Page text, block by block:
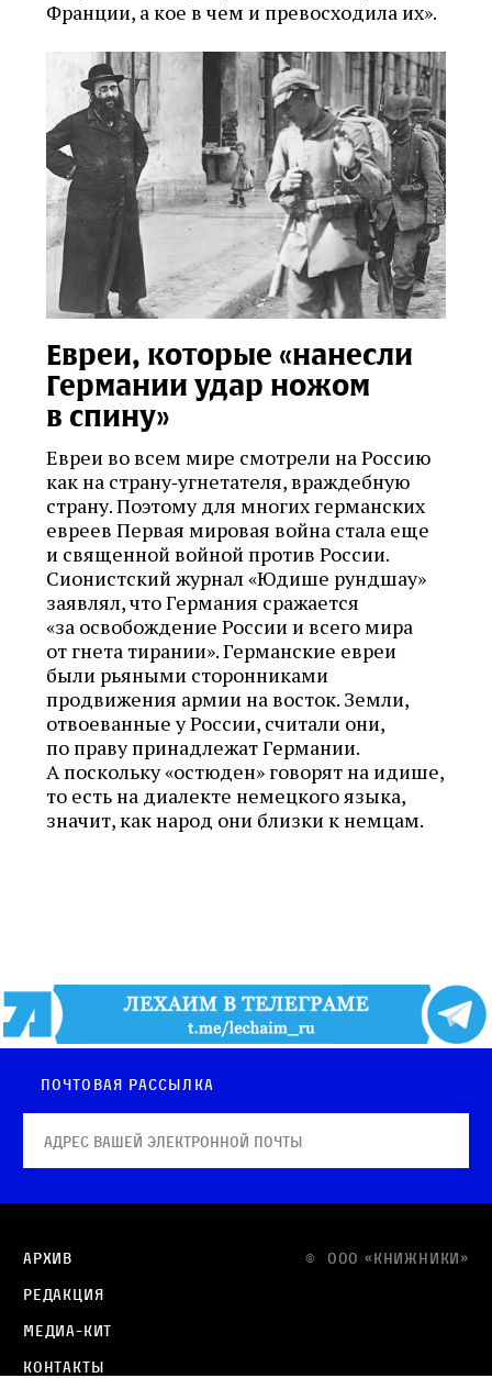
Франции, а кое в чем и превосходила их».
Евреи, которые «нанесли
Германии удар ножом
в спину»
Евреи во всем мире смотрели на Россию
как на страну‑угнетателя, враждебную
страну. Поэтому для многих германских
евреев Первая мировая война стала еще
и священной войной против России.
Сионистский журнал «Юдише рундшау»
заявлял, что Германия сражается
«за освобождение России и всего мира
от гнета тирании». Германские евреи
были рьяными сторонниками
продвижения армии на восток. Земли,
отвоеванные у России, считали они,
по праву принадлежат Германии.
А поскольку «остюден» говорят на идише,
то есть на диалекте немецкого языка,
значит, как народ они близки к немцам.
Почтовая рассылка
© OOO «КНИЖНИКИ»
Архив
Редакция
Медиа-кит
Контакты